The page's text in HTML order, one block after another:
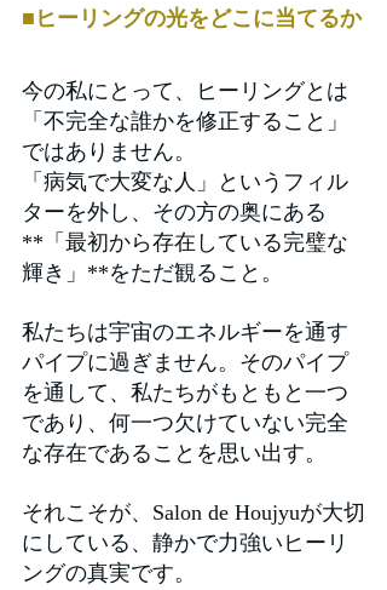
■ヒーリングの光をどこに当てるか
今の私にとって、ヒーリングとは
「不完全な誰かを修正すること」
ではありません。
「病気で大変な人」というフィル
ターを外し、その方の奥にある
**「最初から存在している完璧な
輝き」**をただ観ること。
私たちは宇宙のエネルギーを通す
パイプに過ぎません。そのパイプ
を通して、私たちがもともと一つ
であり、何一つ欠けていない完全
な存在であることを思い出す。
それこそが、Salon de Houjyuが大切
にしている、静かで力強いヒーリ
ングの真実です。